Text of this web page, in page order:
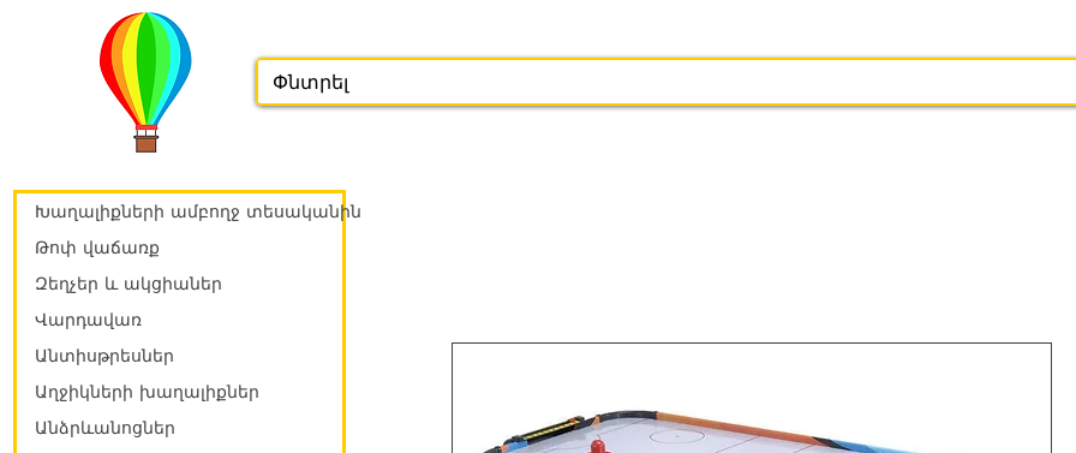
Խաղալիքների ամբողջ տեսականին
Թոփ վաճառք
Զեղչեր և ակցիաներ
Վարդավառ
Անտիսթրեսներ
Աղջիկների խաղալիքներ
Անձրևանոցներ